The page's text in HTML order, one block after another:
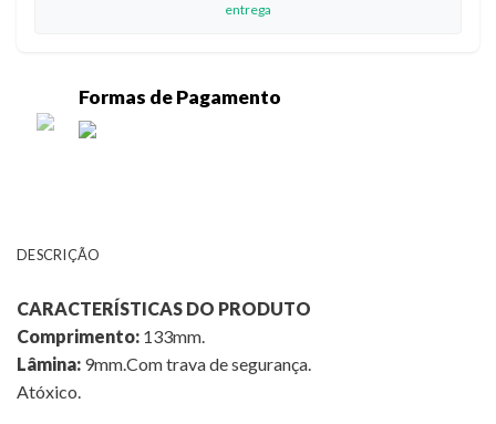
entrega
Formas de Pagamento
DESCRIÇÃO
CARACTERÍSTICAS DO PRODUTO
Comprimento: 133mm.
Lâmina: 9mm.Com trava de segurança.
Atóxico.